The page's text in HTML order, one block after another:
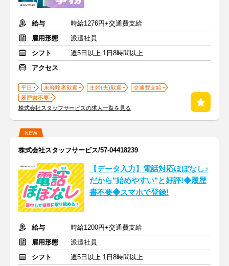
給与
時給1276円+交通費支給
雇用形態
派遣社員
シフト
週5日以上 1日8時間以上
アクセス
平日 未経験者歓迎 主婦(夫)歓迎
交通費支給
履歴書不要
株式会社スタッフサービスの求人一覧を見る
NEW
株式会社スタッフサービス/57-04418239
【データ入力】電話対応ほぼなし♪
だから"始めやすい"と好評!◆履歴
書不要◆スマホで登録!
給与
時給1200円+交通費支給
雇用形態
派遣社員
シフト
週5日以上 1日8時間以上